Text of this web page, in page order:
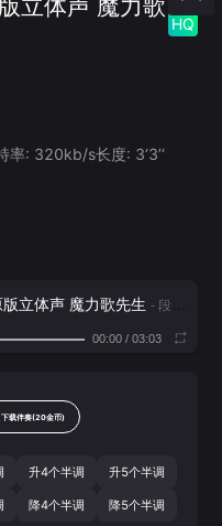
立体声 魔力歌
HQ
率: 320kb/s长度: 3‘3’‘
立体声 魔力歌先生 - 段星星
00:00/ 03:03
下载伴奏(20金币)
升4个半调 升5个半调
降4个半调 降5个半调